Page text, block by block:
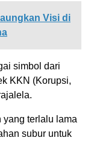
Visi di
simbol dari
KKN (Korupsi,
yang terlalu lama
subur untuk